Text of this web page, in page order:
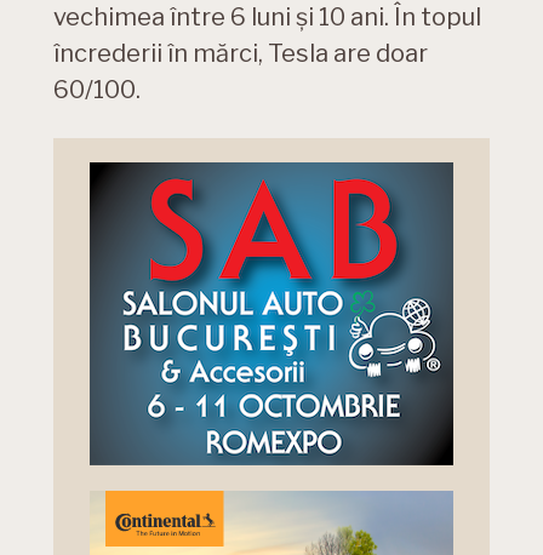
vechimea între 6 luni și 10 ani. În topul
încrederii în mărci, Tesla are doar
60/100.